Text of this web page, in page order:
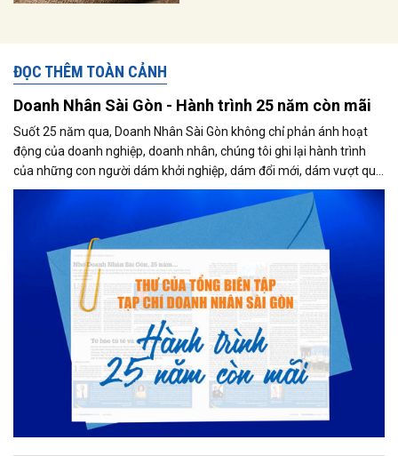
ĐỌC THÊM TOÀN CẢNH
Doanh Nhân Sài Gòn - Hành trình 25 năm còn mãi
Suốt 25 năm qua, Doanh Nhân Sài Gòn không chỉ phản ánh hoạt
động của doanh nghiệp, doanh nhân, chúng tôi ghi lại hành trình
của những con người dám khởi nghiệp, dám đổi mới, dám vượt qua
thất bại để tạo dựng giá trị cho xã hội...